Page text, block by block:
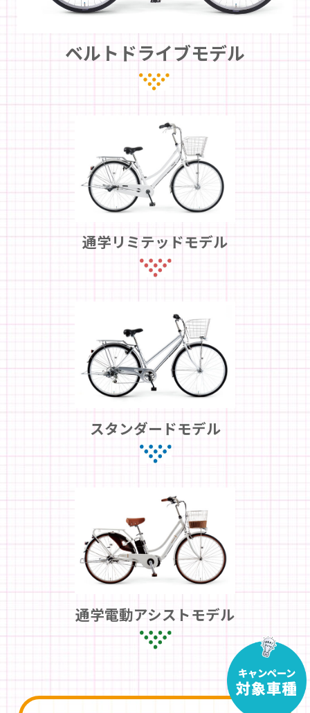
ベルトドライブモデル
通学リミテッドモデル
スタンダードモデル
通学電動アシストモデル
キャンペーン
対象車種